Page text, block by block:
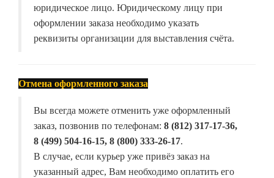
юридическое лицо. Юридическому лицу при
оформлении заказа необходимо указать
реквизиты организации для выставления счёта.
Отмена оформленного заказа
Вы всегда можете отменить уже оформленный
заказ, позвонив по телефонам: 8 (812) 317-17-36,
8 (499) 504-16-15, 8 (800) 333-26-17.
В случае, если курьер уже привёз заказ на
указанный адрес, Вам необходимо оплатить его